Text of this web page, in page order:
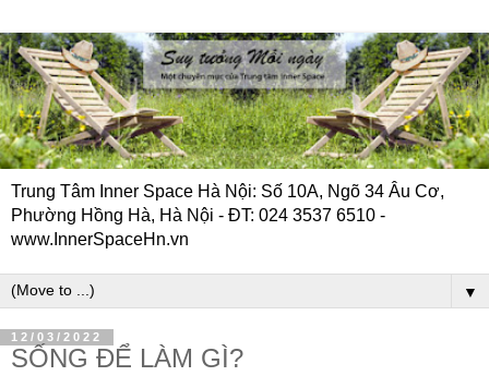
Trung Tâm Inner Space Hà Nội: Số 10A, Ngõ 34 Âu Cơ,
Phường Hồng Hà, Hà Nội - ĐT: 024 3537 6510 -
www.InnerSpaceHn.vn
▼
12/03/2022
SỐNG ĐỂ LÀM GÌ?